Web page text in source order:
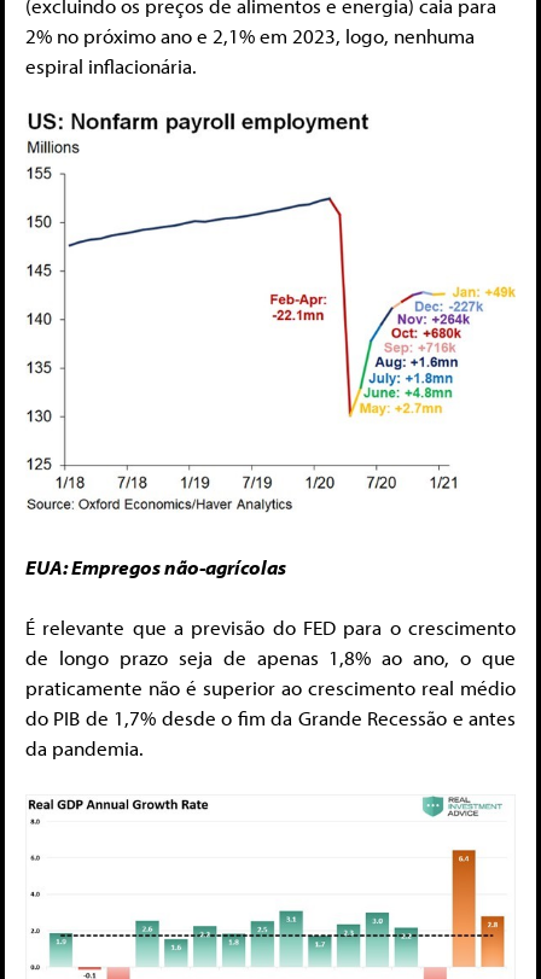
2% no próximo ano e 2,1% em 2023, logo, nenhuma
espiral inflacionária.
EUA: Empregos não-agrícolas
É relevante que a previsão do FED para o crescimento
de longo prazo seja de apenas 1,8% ao ano, o que
praticamente não é superior ao crescimento real médio
do PIB de 1,7% desde o fim da Grande Recessão e antes
da pandemia.